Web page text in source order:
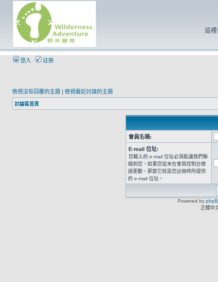
這裡
登入 註冊
檢視沒有回覆的主題 | 檢視最近討論的主題
討論區首頁
會員名稱:
E-mail 位址:
您輸入的 e-mail 位址必須能讓我們聯
絡到您。如果您從未在會員控制台做
過更動，那麼它就是您註冊時所提供
的 e-mail 位址。
Powered by
正體中